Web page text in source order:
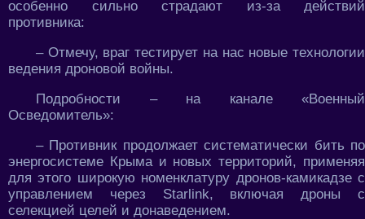
особенно сильно страдают из-за действий
противника:
– Отмечу, враг тестирует на нас новые технологии
ведения дроновой войны.
Подробности – на канале «Военный
Осведомитель»:
– Противник продолжает систематически бить по
энергосистеме Крыма и новых территорий, применяя
для этого широкую номенклатуру дронов-камикадзе с
управлением через Starlink, включая дроны с
селекцией целей и донаведением.